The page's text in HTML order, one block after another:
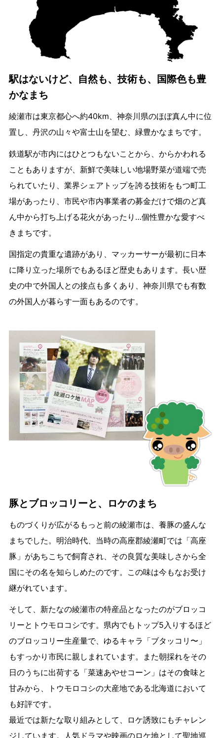
駅はないけど、自然も、技術も、国際色も豊
かなまち
綾瀬市は東京都心へ約40km、神奈川県のほぼ真ん中に位
置し、丹沢の山々や富士山を望む、緑豊かなまちです。
鉄道駅が市内にはひとつもないことから、からかわれる
こともありますが、新鮮で美味しい地場野菜が道端で売
られていたり、業界シェアトップを誇る技術をもつ町工
場があったり、市民や市内事業者の募金だけで畑のど真
ん中から打ち上げる花火があったり…個性豊かな愛すべ
きまちです。
国指定の貴重な遺跡があり、マッカーサーが最初に日本
に降り立った場所でもあるほど歴史もあります。長い歴
史の中で外国人との接点も多くあり、神奈川県でも有数
の外国人が暮らす一面もあるのです。
豚とブロッコリーと、ロケのまち
ものづくりが広がるもっと前の綾瀬市は、養豚の盛んな
まちでした。明治時代、当時の高座郡綾瀬町では「高座
豚」があちこちで飼育され、その良質な美味しさから全
国にその名を知らしめたのです。この味は今もなお受け
継がれています。
そして、新たなの綾瀬市の特産品となったのがブロッコ
リーとトウモロコシです。県内でもトップ5入りするほど
のブロッコリー生産量で、ゆるキャラ「ブタッコリ〜」
もすっかり市民に親しまれています。また朝採れをその
日のうちに出荷する「菜速あやせコーン」はその食味と
甘みから、トウモロコシの大産地である北海道において
も好評です。
最近では新たな取り組みとして、ロケ誘致にもチャレン
ジしています。人気ドラマや映画のロケ地として聖地巡